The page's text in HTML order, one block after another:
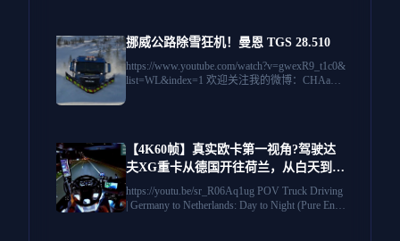
的目光。准备好仔细看看了吗？沃尔沃9700...
挪威公路除雪狂机！曼恩 TGS 28.510
https://www.youtube.com/watch?v=gwexR9_t1c0&
list=WL&index=1 欢迎关注我的微博：CHAang
【4K60帧】真实欧卡第一视角?驾驶达
夫XG重卡从德国开往荷兰，从白天到黑
夜（纯粹的引擎声）日落高速公路！260
118 | 作者：Niko Timer
https://youtu.be/sr_R06Aq1ug POV Truck Driving
| Germany to Netherlands: Day to Night (Pure Engi